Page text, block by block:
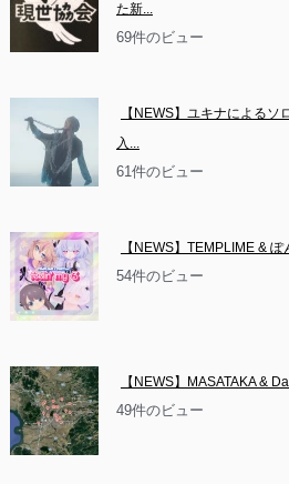
た新...
69件のビュー
【NEWS】ユキナによる
入...
61件のビュー
【NEWS】TEMPLIME &
54件のビュー
【NEWS】MASATAKA &
49件のビュー